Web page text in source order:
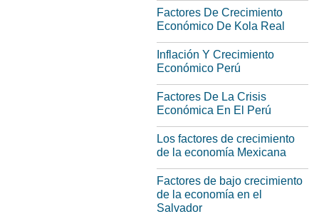
Factores De Crecimiento
Económico De Kola Real
Inflación Y Crecimiento
Económico Perú
Factores De La Crisis
Económica En El Perú
Los factores de crecimiento
de la economía Mexicana
Factores de bajo crecimiento
de la economía en el
Salvador